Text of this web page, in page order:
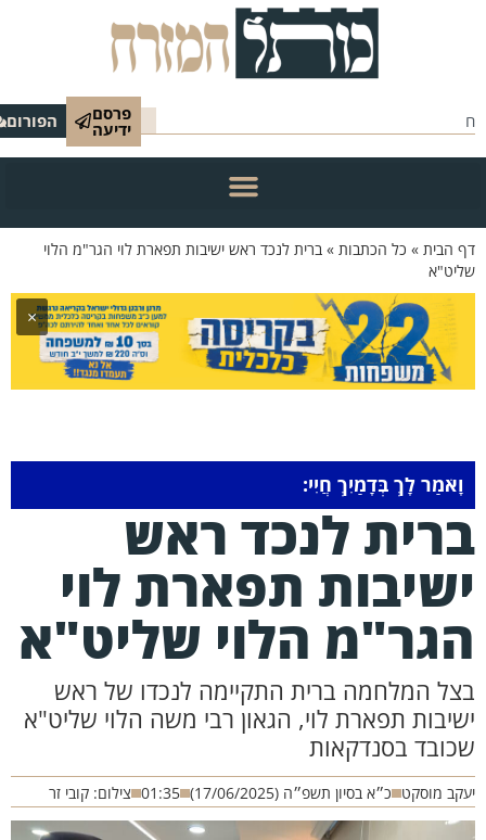
פרסם
ידיעה הפורום
הבית»כל הכתבות»ברית לנכד ראש ישיבות תפארת לוי הגר"מ הלוי
×
וָאֹמַר לָךְ בְּדָמַיִךְ חֲיִי:
לנכד ראש
תפארת לוי
הלוי שליט"א
המלחמה ברית התקיימה לנכדו של ראש
תפארת לוי, הגאון רבי משה הלוי שליט"א
בסנדקאות
מוסקט כ״א בסיון תשפ״ה (17/06/2025) 01:35 צילום: קובי זר